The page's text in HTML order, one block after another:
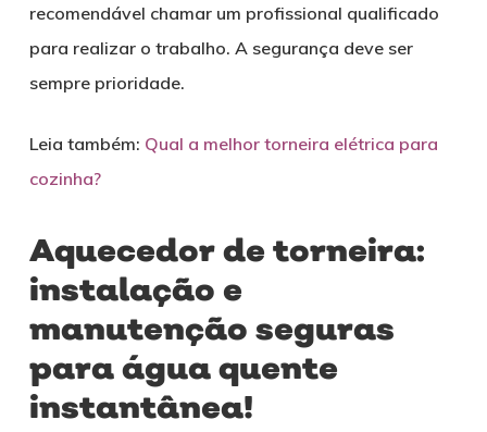
recomendável chamar um profissional qualificado
para realizar o trabalho. A segurança deve ser
sempre prioridade.
Leia também: Qual a melhor torneira elétrica para
cozinha?
Aquecedor de torneira:
instalação e
manutenção seguras
para água quente
instantânea!